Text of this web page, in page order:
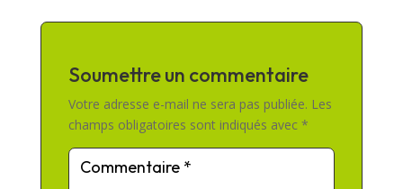
Soumettre un commentaire
Votre adresse e-mail ne sera pas publiée. Les
champs obligatoires sont indiqués avec *